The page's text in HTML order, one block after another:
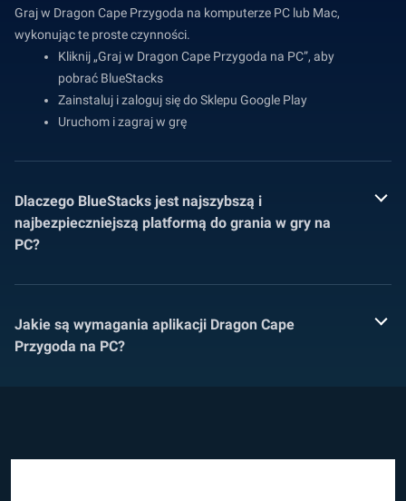
Graj w Dragon Cape Przygoda na komputerze PC lub Mac,
wykonując te proste czynności.
Kliknij „Graj w Dragon Cape Przygoda na PC”, aby
pobrać BlueStacks
Zainstaluj i zaloguj się do Sklepu Google Play
Uruchom i zagraj w grę
Dlaczego BlueStacks jest najszybszą i
najbezpieczniejszą platformą do grania w gry na
PC?
Jakie są wymagania aplikacji Dragon Cape
Przygoda na PC?